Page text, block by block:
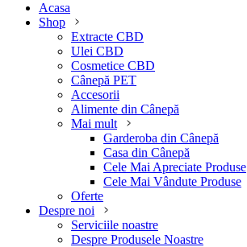
Acasa
Shop
Extracte CBD
Ulei CBD
Cosmetice CBD
Cânepă PET
Accesorii
Alimente din Cânepă
Mai mult
Garderoba din Cânepă
Casa din Cânepă
Cele Mai Apreciate Produse
Cele Mai Vândute Produse
Oferte
Despre noi
Serviciile noastre
Despre Produsele Noastre